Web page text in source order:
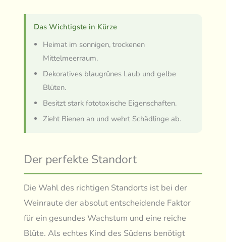
Das Wichtigste in Kürze
Heimat im sonnigen, trockenen
Mittelmeerraum.
Dekoratives blaugrünes Laub und gelbe
Blüten.
Besitzt stark fototoxische Eigenschaften.
Zieht Bienen an und wehrt Schädlinge ab.
Der perfekte Standort
Die Wahl des richtigen Standorts ist bei der
Weinraute der absolut entscheidende Faktor
für ein gesundes Wachstum und eine reiche
Blüte. Als echtes Kind des Südens benötigt